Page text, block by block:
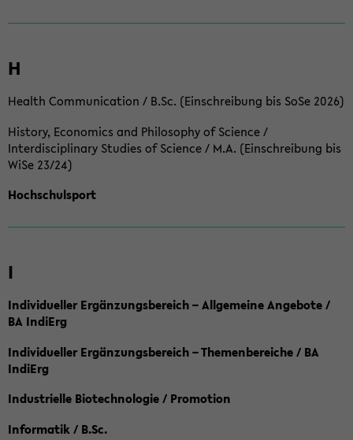
H
Health Communication / B.Sc. (Einschreibung bis SoSe 2026)
History, Economics and Philosophy of Science /
Interdisciplinary Studies of Science / M.A. (Einschreibung bis
WiSe 23/24)
Hochschulsport
I
Individueller Ergänzungsbereich – Allgemeine Angebote /
BA IndiErg
Individueller Ergänzungsbereich – Themenbereiche / BA
IndiErg
Industrielle Biotechnologie / Promotion
Informatik / B.Sc.